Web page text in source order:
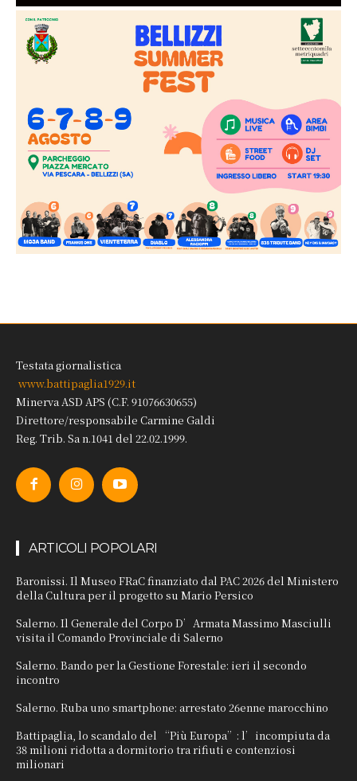
Testata giornalistica
www.battipaglia1929.it
Minerva ASD APS (C.F. 91076630655)
Direttore/responsabile Carmine Galdi
Reg. Trib. Sa n.1041 del 22.02.1999.
ARTICOLI POPOLARI
Baronissi. Il Museo FRaC finanziato dal PAC 2026 del Ministero
della Cultura per il progetto su Mario Persico
Salerno. Il Generale del Corpo D’Armata Massimo Masciulli
visita il Comando Provinciale di Salerno
Salerno. Bando per la Gestione Forestale: ieri il secondo
incontro
Salerno. Ruba uno smartphone: arrestato 26enne marocchino
Battipaglia, lo scandalo del “Più Europa”: l’incompiuta da
38 milioni ridotta a dormitorio tra rifiuti e contenziosi
milionari